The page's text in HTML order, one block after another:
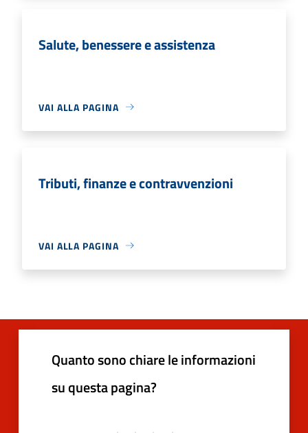
Salute, benessere e assistenza
VAI ALLA PAGINA
Tributi, finanze e contravvenzioni
VAI ALLA PAGINA
Quanto sono chiare le informazioni
su questa pagina?